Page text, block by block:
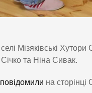
селі Мізяківські
Січко та Ніна Сивак.
повідомили на сторінці